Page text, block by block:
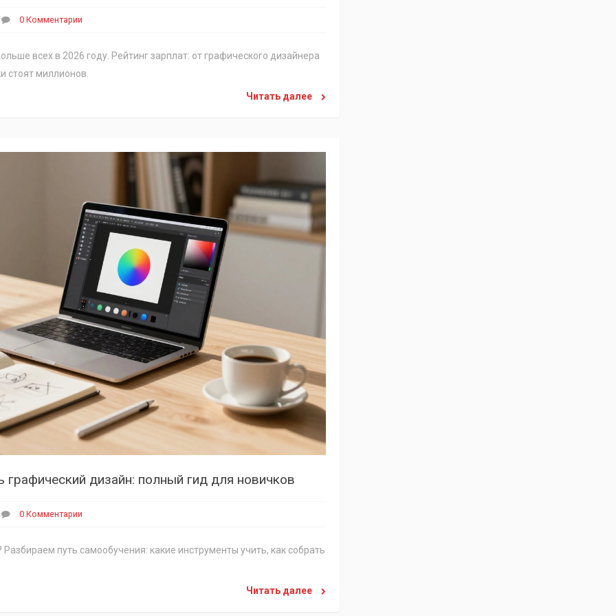
0 Комментарии
всех в 2026 году. Рейтинг зарплат: от графического дизайнера
стоят миллионов.
Читать далее
дизайн: полный гид для новичков
0 Комментарии
путь самообучения: какие инструменты учить, как собрать
Читать далее